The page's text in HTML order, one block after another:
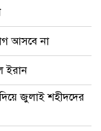
আসবে না
ইরান
দিয়ে জুলাই শহীদদের